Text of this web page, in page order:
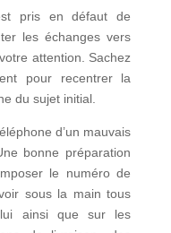
pris en défaut de
les échanges vers
attention. Sachez
pour recentrer la
du sujet initial.
d’un mauvais
bonne préparation
le numéro de
sous la main tous
lui ainsi que sur les